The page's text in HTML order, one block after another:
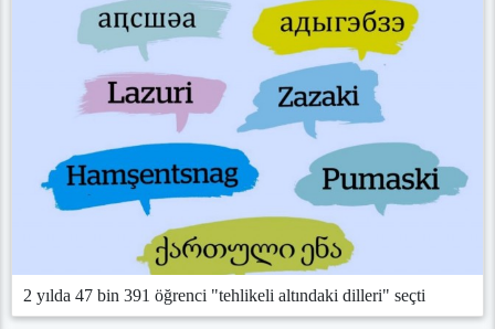
2 yılda 47 bin 391 öğrenci "tehlikeli altındaki dilleri" seçti